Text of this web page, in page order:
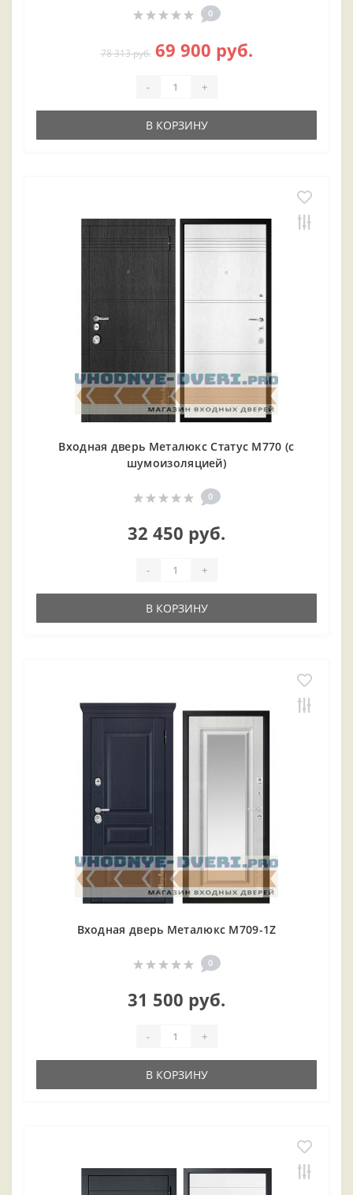
0
78 313 руб. 69 900 руб.
- +
В КОРЗИНУ
Входная дверь Металюкс Статус М770 (с
шумоизоляцией)
0
32 450 руб.
- +
В КОРЗИНУ
Входная дверь Металюкс М709-1Z
0
31 500 руб.
- +
В КОРЗИНУ